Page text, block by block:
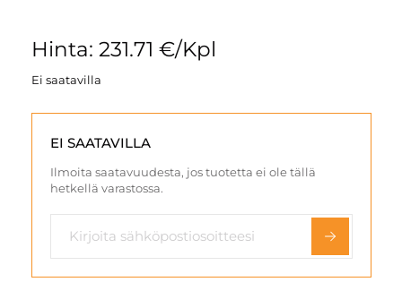
Hinta: 231.71 €/Kpl
Ei saatavilla
EI SAATAVILLA
Ilmoita saatavuudesta, jos tuotetta ei ole tällä
hetkellä varastossa.